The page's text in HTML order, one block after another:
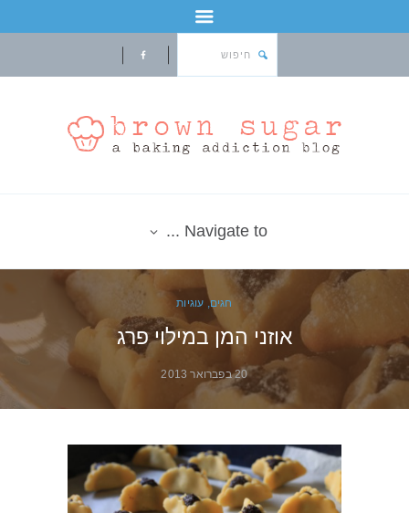
Navigate to ...
חגים, עוגיות
אוזני המן במילוי פרג
20 בפברואר 2013